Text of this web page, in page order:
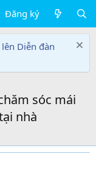
Đăng ký
Diễn đàn
sóc mái
nhà